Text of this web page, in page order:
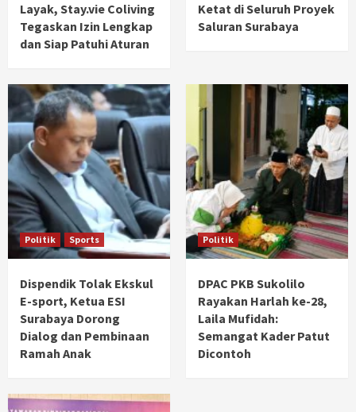
Layak, Stay.vie Coliving
Tegaskan Izin Lengkap
dan Siap Patuhi Aturan
Ketat di Seluruh Proyek
Saluran Surabaya
Politik Sports
Dispendik Tolak Ekskul
E-sport, Ketua ESI
Surabaya Dorong
Dialog dan Pembinaan
Ramah Anak
Politik
DPAC PKB Sukolilo
Rayakan Harlah ke-28,
Laila Mufidah:
Semangat Kader Patut
Dicontoh